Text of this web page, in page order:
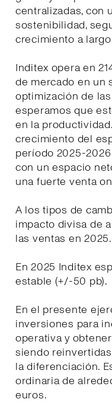
centralizadas, con
sostenibilidad,
crecimiento a
Inditex opera en
de mercado en un
optimización de
esperamos que
en la
crecimiento del
período 2025-
con un espacio
una fuerte venta
A los tipos de
impacto divisa de
las ventas en 2025.
En 2025 Inditex
estable (+/-50 pb).
En el presente
inversiones para
operativa y
siendo
la diferenciación.
ordinaria de
euros.